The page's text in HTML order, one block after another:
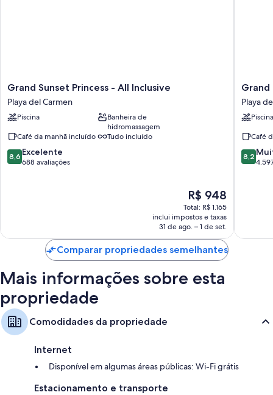
Grand
Sunset
Princess
-
Inclusive
Playa
del
Grand Sunset Princess - All Inclusive
Playa del Carmen
Piscina
Banheira de
hidromassagem
Café da manhã incluído
Tudo incluído
8.6
de
8,6 Excelente
688 avaliações
O
preço
é
de
R$ 948
R$ 948
Total: R$ 1.165
inclui impostos e taxas
31 de ago. – 1 de set.
Grand
Riviera
Princess
-
Inclusive
Playa
del
Grand
Playa
Piscina
Café
8.2
de
8,2
Comparar propriedades semelhantes
Mais informações sobre esta
propriedade
Comodidades da propriedade
Internet
Disponível em algumas áreas públicas: Wi-Fi grátis
Estacionamento e transporte